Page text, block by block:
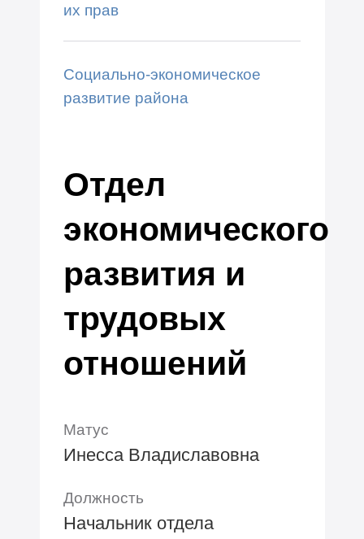
их прав
Социально-экономическое
развитие района
Отдел
экономического
развития и
трудовых
отношений
Матус
Инесса Владиславовна
Должность
Начальник отдела